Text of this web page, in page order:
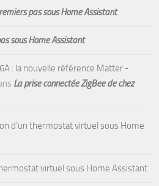
pas sous Home Assistant
sous Home Assistant
: la nouvelle référence Matter -
La prise connectée ZigBee de chez
d’un thermostat virtuel sous Home
virtuel sous Home Assistant